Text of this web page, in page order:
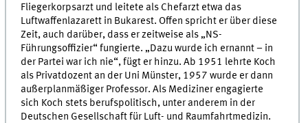
Fliegerkorpsarzt und leitete als Chefarzt etwa das
Luftwaffenlazarett in Bukarest. Offen spricht er über diese
Zeit, auch darüber, dass er zeitweise als „NS-
Führungsoffizier“ fungierte. „Dazu wurde ich ernannt – in
der Partei war ich nie“, fügt er hinzu. Ab 1951 lehrte Koch
als Privatdozent an der Uni Münster, 1957 wurde er dann
außerplanmäßiger Professor. Als Mediziner engagierte
sich Koch stets berufspolitisch, unter anderem in der
Deutschen Gesellschaft für Luft- und Raumfahrtmedizin.